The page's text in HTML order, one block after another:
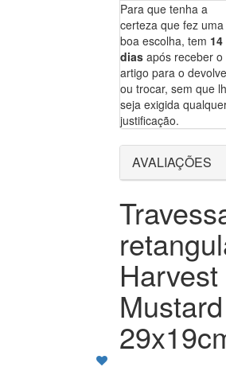
Para que tenha a
certeza que fez uma
boa escolha, tem 14
dias após receber o
artigo para o
ou trocar, sem que
seja exigida
justificação.
AVALIAÇÕES
Harvest
Mustard